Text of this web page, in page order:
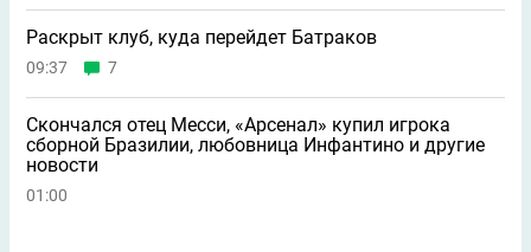
Раскрыт клуб, куда перейдет Батраков
09:37 7
Скончался отец Месси, «Арсенал» купил игрока
сборной Бразилии, любовница Инфантино и другие
новости
01:00